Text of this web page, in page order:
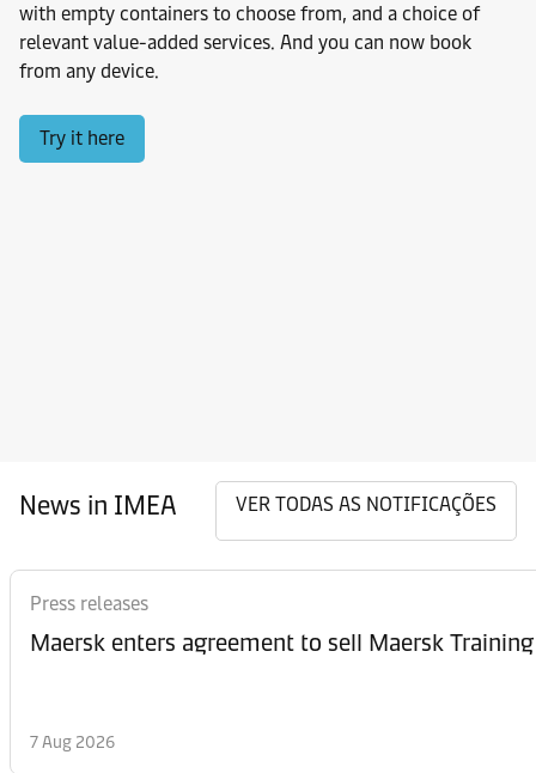
with empty containers to choose from, and a choice of
relevant value-added services. And you can now book
from any device.
Try it here
News in IMEA VER TODAS AS NOTIFICAÇÕES
Press releases
Maersk enters agreement to sell Maersk Training
7 Aug 2026